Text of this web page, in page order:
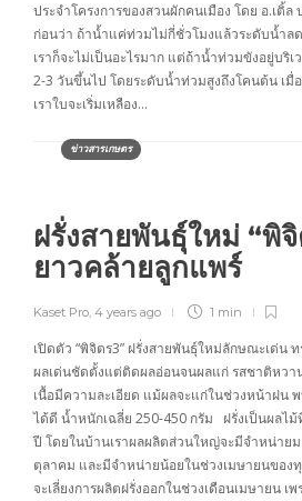
ประจำโครงการของสวนผักคนเมือง โดย อ.เติ้ล
ก่อนว่า ถ้าน้ำแค่ท่วมไม่กี่ชั่วโมงแล้วระดับน้ำล
เราก็จะไม่เป็นอะไรมาก แต่ถ้าน้ำท่วมขังอยู่บริ
2-3 วันขึ้นไป โดยระดับน้ำท่วมสูงถึงโคนต้น เมื่
เราใบจะเริ่มเหลือง…
ข่าวสารเกษตร
ฝรั่งสายพันธุ์ใหม่ “พิ
ยาวคล้ายลูกแพร์
Kaset Pro, 4 years ago 1 min
เปิดตัว “พิจิตร3” ฝรั่งสายพันธุ์ใหม่ลักษณะเด่น
ผลเด่นชัดตั้งแต่ติดผลอ่อนจนผลแก่ รสชาติหวา
เนื้อมีความละเอียด แม้ผลจะแก่ในช่วงหน้าฝน
ได้ดี น้ำหนักเฉลี่ย 250-450 กรัม ฝรั่งเป็นผลไ
ปี โดยในบ้านเราผลผลิตส่วนใหญ่จะมีจำหน่าย
ตุลาคม และมีจำหน่ายน้อยในช่วงเมษายนของ
จะเลี่ยงการผลิตฝรั่งออกในช่วงเดือนเมษายน เ